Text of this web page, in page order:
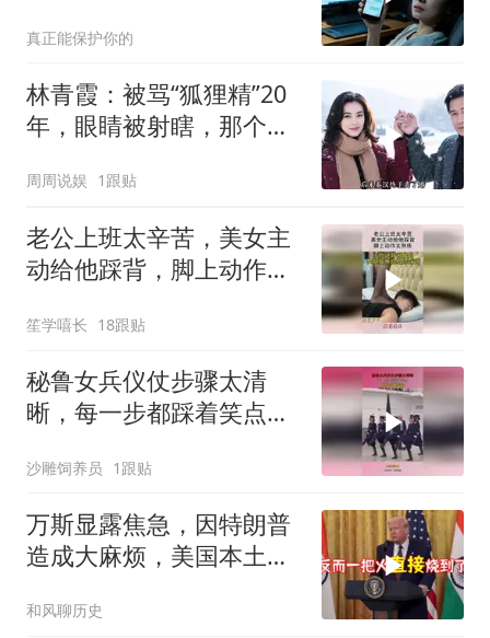
真正能保护你的
林青霞：被骂“狐狸精”20
年，眼睛被射瞎，那个男
钱？”
周周说娱 1跟贴
老公上班太辛苦，美女主
动给他踩背，脚上动作太
笙学嘻长 18跟贴
秘鲁女兵仪仗步骤太清
晰，每一步都踩着笑点，
沙雕饲养员 1跟贴
万斯显露焦急，因特朗普
造成大麻烦，美国本土有
和风聊历史